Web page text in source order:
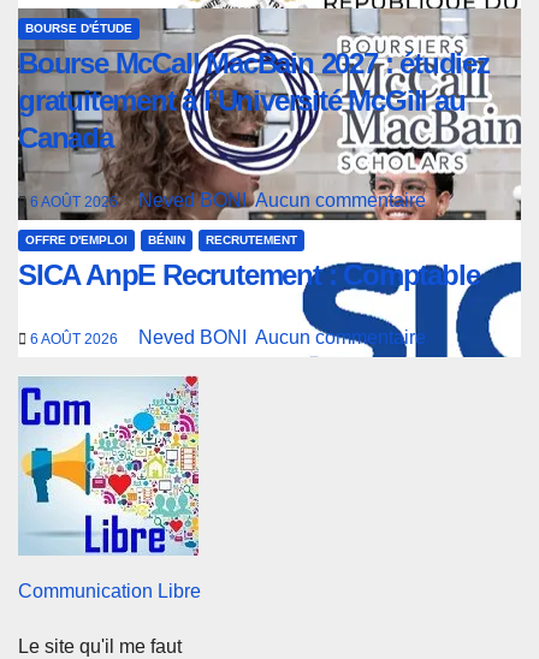
BOURSE D'ÉTUDE
Bourse McCall MacBain 2027 : étudiez
gratuitement à l’Université McGill au
Canada
6 AOÛT 2026 Neved BONIAucun commentaire
OFFRE D'EMPLOI BÉNIN RECRUTEMENT
SICA AnpE Recrutement : Comptable
6 AOÛT 2026 Neved BONI Aucun commentaire
Communication Libre
Le site qu'il me faut